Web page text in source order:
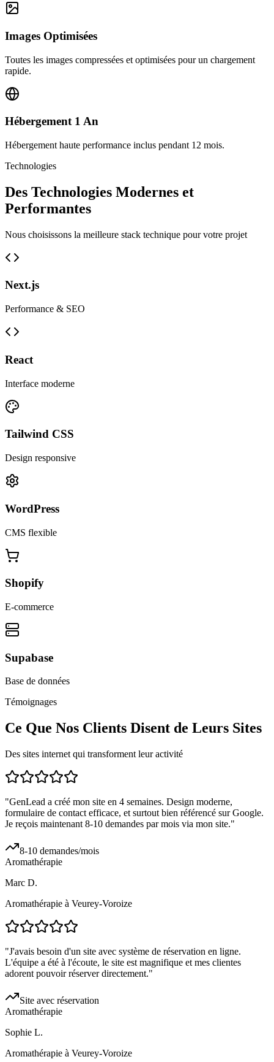
Images Optimisées
Toutes les images compressées et optimisées pour un chargement
rapide.
Hébergement 1 An
Hébergement haute performance inclus pendant 12 mois.
Technologies
Des Technologies Modernes et
Performantes
Nous choisissons la meilleure stack technique pour votre projet
Next.js
Performance & SEO
React
Interface moderne
Tailwind CSS
Design responsive
WordPress
CMS flexible
Shopify
E-commerce
Supabase
Base de données
Témoignages
Ce Que Nos Clients Disent de Leurs Sites
Des sites internet qui transforment leur activité
"GenLead a créé mon site en 4 semaines. Design moderne,
formulaire de contact efficace, et surtout bien référencé sur Google.
Je reçois maintenant 8-10 demandes par mois via mon site."
8-10 demandes/mois
Aromathérapie
Marc D.
Aromathérapie à Veurey-Voroize
"J'avais besoin d'un site avec système de réservation en ligne.
L'équipe a été à l'écoute, le site est magnifique et mes clientes
adorent pouvoir réserver directement."
Site avec réservation
Aromathérapie
Sophie L.
Aromathérapie à Veurey-Voroize